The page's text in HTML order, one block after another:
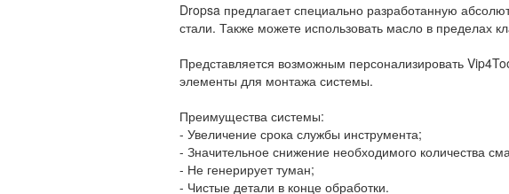
Dropsa предлагает специально разработанную
стали. Также можете использовать масло в пределах
Представляется возможным персонализировать
элементы для монтажа системы.
Преимущества системы:
- Увеличение срока службы инструмента;
- Значительное снижение необходимого количества
- Не генерирует туман;
- Чистые детали в конце обработки.